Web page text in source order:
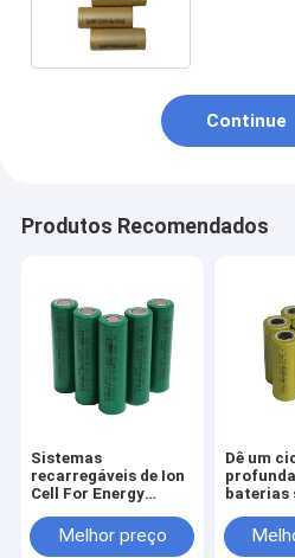
Continue
Produtos Recomendados
Sistemas
recarregáveis de Ion
Cell For Energy
bateria solar NMC do
BIS
Melhor preço
Dê um
baterias
4000mah
2000